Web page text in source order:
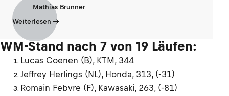
Mathias Brunner
Weiterlesen
WM-Stand nach 7 von 19 Läufen:
Lucas Coenen (B), KTM, 344
Jeffrey Herlings (NL), Honda, 313, (-31)
Romain Febvre (F), Kawasaki, 263, (-81)